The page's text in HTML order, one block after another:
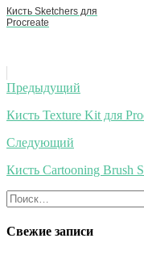
Кисть Sketchers для
Procreate
Навигация
по
записям
Предыдущий
Кисть Texture Kit для
Следующий
Кисть Cartooning Brush
Искать:
Свежие записи